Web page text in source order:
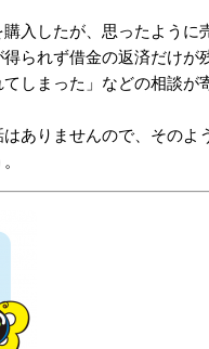
入したが、思ったように
られず借金の返済だけ
しまった」などの相談
ありませんので、そのよ